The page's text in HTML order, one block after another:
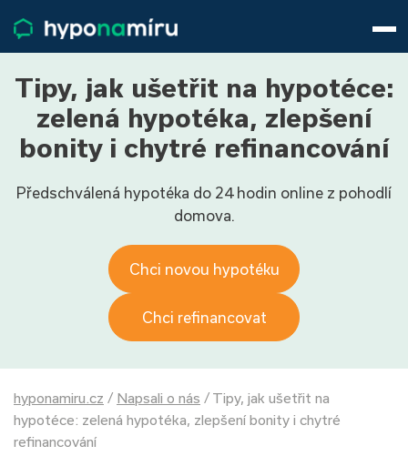
Životní pojištění
Pojištění nemovitosti
Články
O nás
800 688 388
9−16 hod.
Přihlásit
Tipy, jak ušetřit na hypotéce:
zelená hypotéka, zlepšení
bonity i chytré refinancování
Předschválená hypotéka do 24 hodin online z pohodlí
domova.
Chci novou hypotéku
Chci refinancovat
hyponamiru.cz / Napsali o nás / Tipy, jak ušetřit na
hypotéce: zelená hypotéka, zlepšení bonity i chytré
refinancování